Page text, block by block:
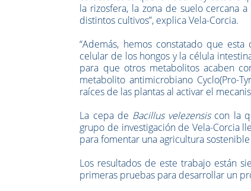
la rizosfera, la zona de suelo cercana
distintos cultivos”, explicaVela-Corcia.
“Además, hemos constatado que
celular de los hongos y la célula
para que otros metabolitos acaben
metabolito antimicrobiano Cyclo(Pro-
raíces de las plantas al activar el
La cepa de Bacillus velezensiscon la
grupo de investigación de Vela-Corcia
para fomentar una agricultura
Los resultados de este trabajo están
primeras pruebas para desarrollar un